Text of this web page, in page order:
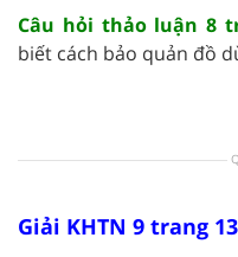
Câu hỏi thảo luận 8
biết cách bảo quản đồ
Giải KHTN 9 trang